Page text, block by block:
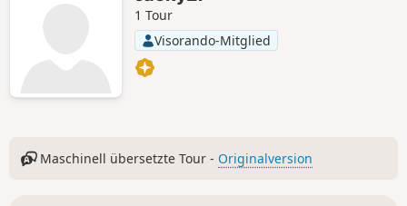
1 Tour
Visorando-Mitglied
Maschinell übersetzte Tour - Originalversion